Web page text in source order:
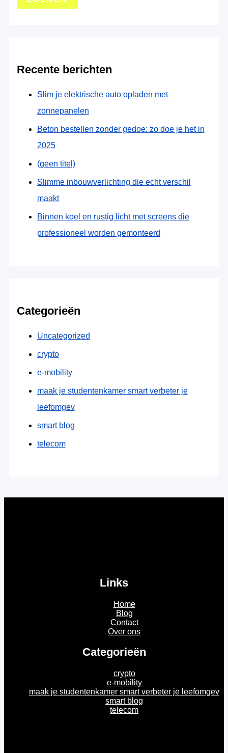
Recente berichten
Slim je elektrische auto opladen met
zonnepanelen
Beton bestellen zonder gedoe: zo doe je het in
2025
(geen titel)
Slimme inbouwverlichting die echt verschil
maakt
Binnen koel en rustig licht met screens die
professioneel worden gemonteerd
Categorieën
Uncategorized
crypto
e-mobility
maak je studentenkamer smart verbeter je
leefomgev
smart blog
telecom
Links
Home
Blog
Contact
Over ons
Categorieën
crypto
e-mobility
maak je studentenkamer smart verbeter je leefomgev
smart blog
telecom